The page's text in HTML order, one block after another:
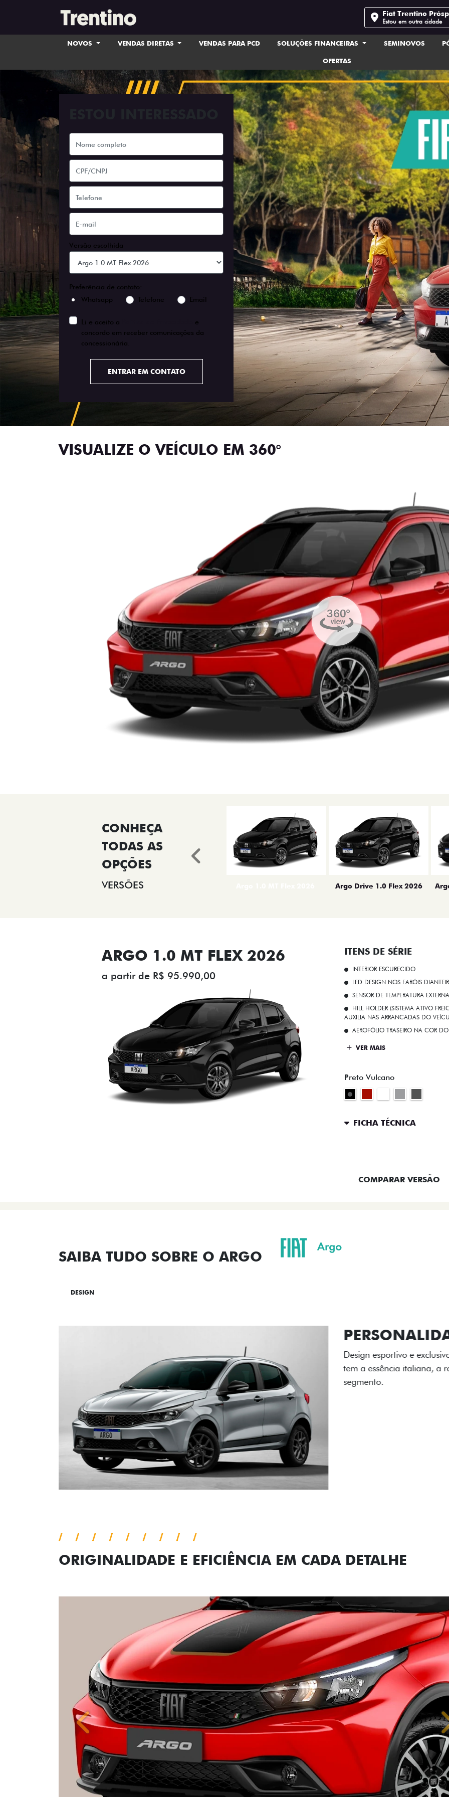
Fiat Trentino
Estou em outra cidade
NOVOS VENDAS DIRETAS VENDAS PARA PCD SOLUÇÕES FINANCEIRAS SEMINOVOS
OFERTAS
Versão escolhida
Preferência de contato:
Whatsapp
Telefone Email
Li e aceito a
e
concordo em receber comunicações da
concessionária.
ENTRAR EM CONTATO
VISUALIZE O VEÍCULO EM 360°
VERSÕES Argo Drive 1.0 Flex 2026
Anterior
ARGO 1.0 MT FLEX 2026
a partir de R$ 95.990,00
ITENS DE SÉRIE
INTERIOR ESCURECIDO
LED DESIGN NOS FARÓIS
SENSOR DE TEMPERATURA EXTERNA
HILL HOLDER (SISTEMA ATIVO
AUXILIA NAS ARRANCADAS DO
AEROFÓLIO TRASEIRO NA COR
VER MAIS
Preto Vulcano
FICHA TÉCNICA
COMPARAR VERSÃO
SAIBA TUDO SOBRE O ARGO
DESIGN
A flag italiana e o novo
carro, que possui
ORIGINALIDADE E EFICIÊNCIA EM CADA DETALHE
Anterior